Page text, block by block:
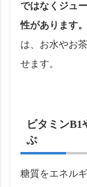
ではなくジュ
性があります
は、お水やお
せます。
ビタミン
ぶ
糖質をエネル